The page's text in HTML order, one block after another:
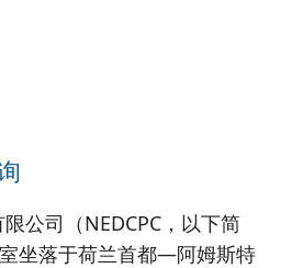
公司（NEDCPC，以下简
坐落于荷兰首都—阿姆斯特